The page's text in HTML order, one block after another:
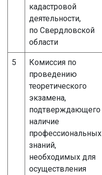
кадастровой
деятельности,
по Свердловской
области
5
Комиссия по
проведению
теоретического
экзамена,
подтверждающего
наличие
профессиональных
знаний,
необходимых для
осуществления